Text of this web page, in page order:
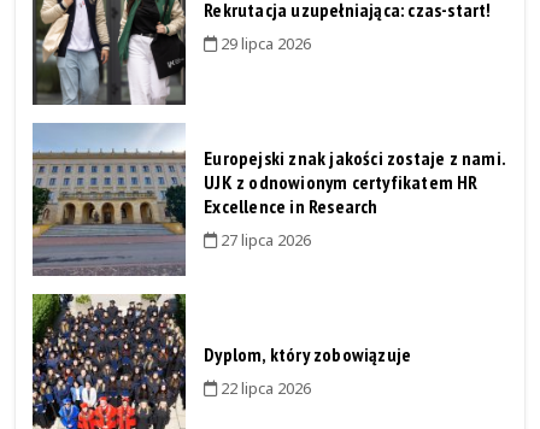
Rekrutacja uzupełniająca: czas-start!
29 lipca 2026
Europejski znak jakości zostaje z nami.
UJK z odnowionym certyfikatem HR
Excellence in Research
27 lipca 2026
Dyplom, który zobowiązuje
22 lipca 2026